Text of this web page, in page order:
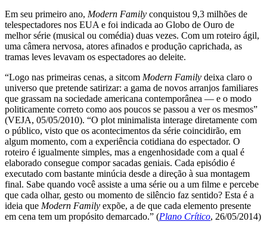
Em seu primeiro ano, Modern Family conquistou 9,3 milhões de
telespectadores nos EUA e foi indicada ao Globo de Ouro de
melhor série (musical ou comédia) duas vezes. Com um roteiro ágil,
uma câmera nervosa, atores afinados e produção caprichada, as
tramas leves levavam os espectadores ao deleite.
“Logo nas primeiras cenas, a sitcom Modern Family deixa claro o
universo que pretende satirizar: a gama de novos arranjos familiares
que grassam na sociedade americana contemporânea — e o modo
politicamente correto como aos poucos se passou a ver os mesmos”
(VEJA, 05/05/2010). “O plot minimalista interage diretamente com
o público, visto que os acontecimentos da série coincidirão, em
algum momento, com a experiência cotidiana do espectador. O
roteiro é igualmente simples, mas a engenhosidade com a qual é
elaborado consegue compor sacadas geniais. Cada episódio é
executado com bastante minúcia desde a direção à sua montagem
final. Sabe quando você assiste a uma série ou a um filme e percebe
que cada olhar, gesto ou momento de silêncio faz sentido? Esta é a
ideia que Modern Family expõe, a de que cada elemento presente
em cena tem um propósito demarcado.” (Plano Crítico, 26/05/2014)